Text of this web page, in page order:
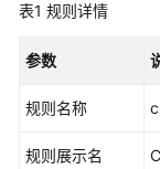
品
绍
快
入
表1 规则详情
参数
规则名称
规则展示名